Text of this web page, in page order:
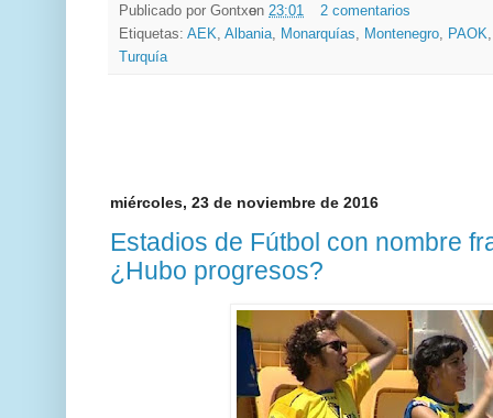
Publicado por Gontxoen 23:01
2 comentarios
Etiquetas: AEK Albania Monarquías Montenegro PAOK
Turquía
miércoles, 23 de noviembre de 2016
Estadios de Fútbol con nombre
¿Hubo progresos?